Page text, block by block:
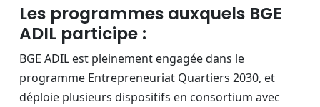
Les programmes auxquels BGE
ADIL participe :
BGE ADIL est pleinement engagée dans le
programme Entrepreneuriat Quartiers 2030, et
déploie plusieurs dispositifs en consortium avec